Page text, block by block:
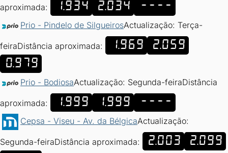
aproximada: 1.934 2.034 ----
Prio - Pindelo de SilgueirosActualização: Terça-
feiraDistância aproximada: 1.969
2.059
0.979
Prio - BodiosaActualização: Segunda-feiraDistância
aproximada: 1.999 1.999 ----
Cepsa - Viseu - Av. da BélgicaActualização:
Segunda-feiraDistância aproximada: 2.003
2.099